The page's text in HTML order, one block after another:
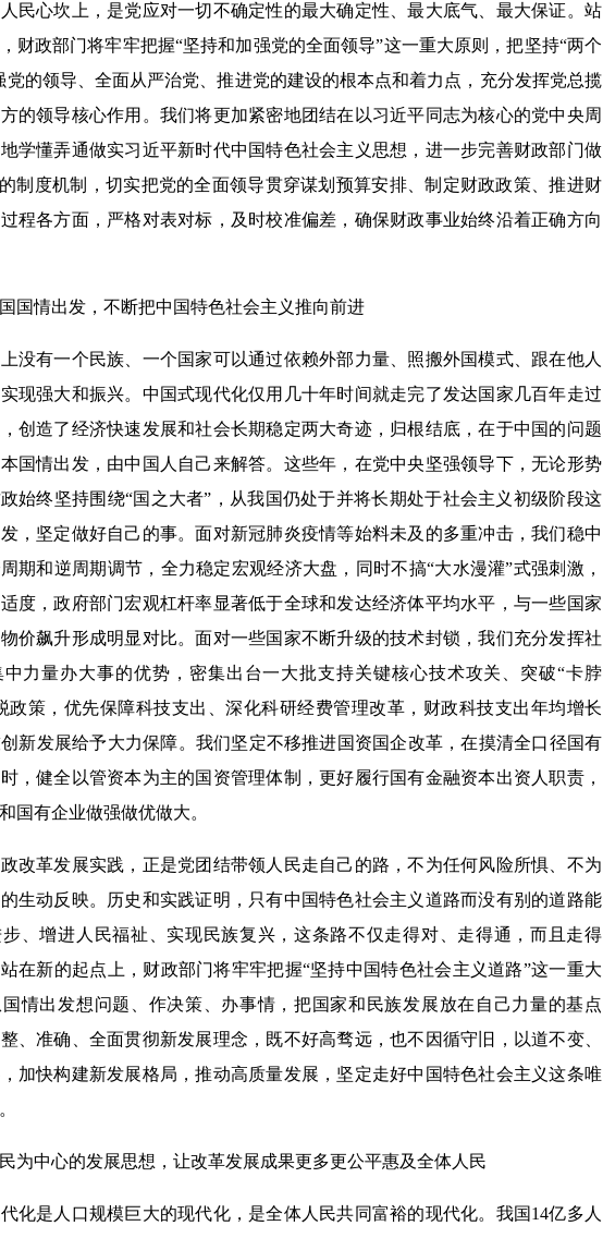
民心坎上，是党应对一切不确定性的最大确定性、最大底气、最大保证。站
财政部门将牢牢把握“坚持和加强党的全面领导”这一重大原则，把坚持“两个
党的领导、全面从严治党、推进党的建设的根本点和着力点，充分发挥党总揽
的领导核心作用。我们将更加紧密地团结在以习近平同志为核心的党中央周
学懂弄通做实习近平新时代中国特色社会主义思想，进一步完善财政部门做
制度机制，切实把党的全面领导贯穿谋划预算安排、制定财政政策、推进财
程各方面，严格对表对标，及时校准偏差，确保财政事业始终沿着正确方向
情出发，不断把中国特色社会主义推向前进
有一个民族、一个国家可以通过依赖外部力量、照搬外国模式、跟在他人
现强大和振兴。中国式现代化仅用几十年时间就走完了发达国家几百年走过
创造了经济快速发展和社会长期稳定两大奇迹，归根结底，在于中国的问题
国情出发，由中国人自己来解答。这些年，在党中央坚强领导下，无论形势
始终坚持围绕“国之大者”，从我国仍处于并将长期处于社会主义初级阶段这
，坚定做好自己的事。面对新冠肺炎疫情等始料未及的多重冲击，我们稳中
期和逆周期调节，全力稳定宏观经济大盘，同时不搞“大水漫灌”式强刺激，
度，政府部门宏观杠杆率显著低于全球和发达经济体平均水平，与一些国家
价飙升形成明显对比。面对一些国家不断升级的技术封锁，我们充分发挥社
力量办大事的优势，密集出台一大批支持关键核心技术攻关、突破“卡脖
政策，优先保障科技支出、深化科研经费管理改革，财政科技支出年均增长
新发展给予大力保障。我们坚定不移推进国资国企改革，在摸清全口径国有
，健全以管资本为主的国资管理体制，更好履行国有金融资本出资人职责，
国有企业做强做优做大。
革发展实践，正是党团结带领人民走自己的路，不为任何风险所惧、不为
生动反映。历史和实践证明，只有中国特色社会主义道路而没有别的道路能
、增进人民福祉、实现民族复兴，这条路不仅走得对、走得通，而且走得
在新的起点上，财政部门将牢牢把握“坚持中国特色社会主义道路”这一重大
情出发想问题、作决策、办事情，把国家和民族发展放在自己力量的基点
整、准确、全面贯彻新发展理念，既不好高骛远，也不因循守旧，以道不变、
加快构建新发展格局，推动高质量发展，坚定走好中国特色社会主义这条唯
中心的发展思想，让改革发展成果更多更公平惠及全体人民
是人口规模巨大的现代化，是全体人民共同富裕的现代化。我国14亿多人